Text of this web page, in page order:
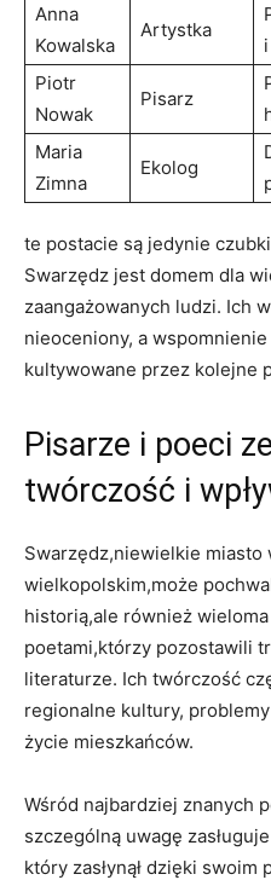
Anna
Kowalska
Artystka
Piotr
Nowak
Pisarz
Maria
Zimna
Ekolog
te postacie są jedynie
Swarzędz jest domem dla
zaangażowanych ludzi. Ich
nieoceniony, a
kultywowane przez kolejne
Pisarze i poeci
twórczość i
Swarzędz,niewielkie miasto
wielkopolskim,może
historią,ale również
poetami,którzy pozostawili
literaturze. Ich twórczość
regionalne kultury,
życie mieszkańców.
Wśród najbardziej znanych
szczególną uwagę zasługuje
który zasłynął dzięki